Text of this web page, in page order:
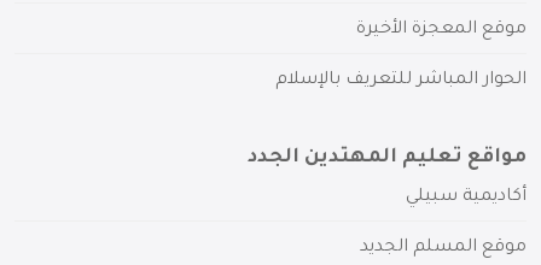
موقع المعجزة الأخيرة
الحوار المباشر للتعريف بالإسلام
مواقع تعليم المهتدين الجدد
أكاديمية سبيلي
موقع المسلم الجديد